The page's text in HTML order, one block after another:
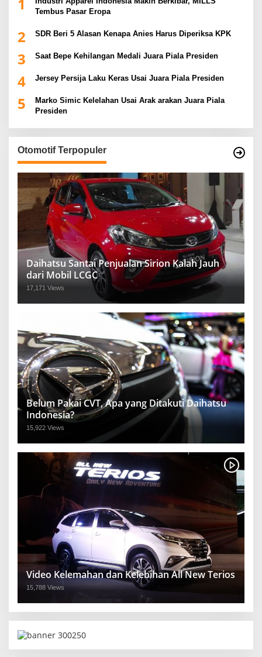
1
Tembus Pasar Eropa
2 SDR Beri 5 Alasan Kenapa Anies Harus Diperiksa KPK
3 Saat Bepe Kehilangan Medali Juara Piala Presiden
4 Jersey Persija Laku Keras Usai Juara Piala Presiden
5
Marko Simic Kelelahan Usai Arak arakan Juara Piala
Presiden
Otomotif Terpopuler
Daihatsu Santai Penjualan Sirion Kalah Jauh
dari Mobil LCGC
17,171 Views
Belum Pakai CVT, Apa yang Ditakuti Daihatsu
Indonesia?
15,922 Views
Video Kelemahan dan Kelebihan All New Terios
15,788 Views